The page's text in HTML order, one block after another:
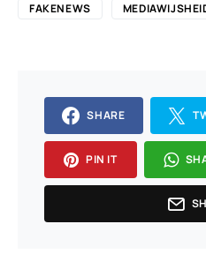
FAKENEWS
SHARE
PIN IT